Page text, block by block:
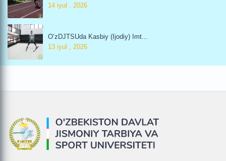
14 iyul , 2026
O‘zDJTSUda Kasbiy (ijodiy) Imt...
13 iyul , 2026